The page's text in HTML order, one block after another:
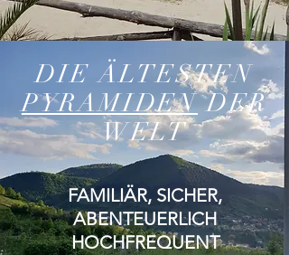
DIE ÄLTESTEN
PYRAMIDENDER
WELT
FAMILIÄR, SICHER,
ABENTEUERLICH
HOCHFREQUENT